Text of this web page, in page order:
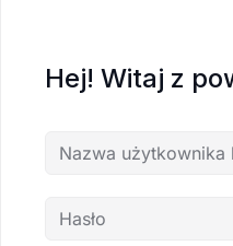
Hej! Witaj z